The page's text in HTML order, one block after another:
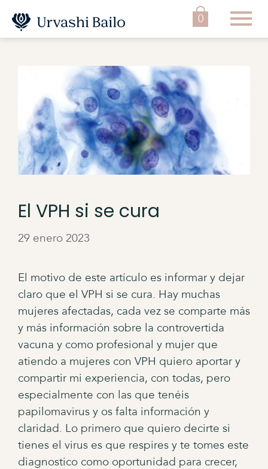
0
El VPH si se cura
29 enero 2023
El motivo de este artículo es informar y dejar
claro que el VPH si se cura. Hay muchas
mujeres afectadas, cada vez se comparte más
y más información sobre la controvertida
vacuna y como profesional y mujer que
atiendo a mujeres con VPH quiero aportar y
compartir mi experiencia, con todas, pero
especialmente con las que tenéis
papilomavirus y os falta información y
claridad. Lo primero que quiero decirte si
tienes el virus es que respires y te tomes este
diagnostico como oportunidad para crecer,